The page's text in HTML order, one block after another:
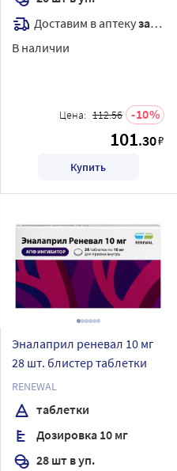
Доставим в аптекузавтра
В наличии
Цена: 112.56 10
101.30₽
Купить
Эналаприл реневал 10 мг
28 шт. блистер таблетки
RENEWAL
таблетки
Дозировка 10 мг
28 шт в уп.